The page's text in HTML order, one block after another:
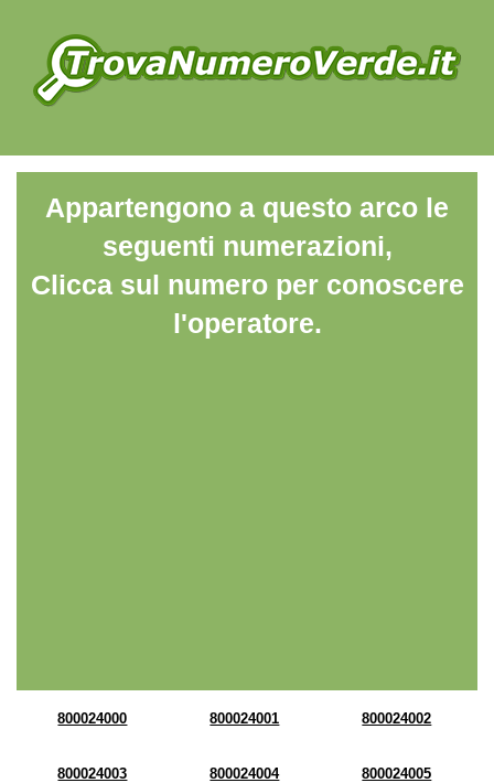
Appartengono a questo arco le
seguenti numerazioni,
Clicca sul numero per conoscere
l'operatore.
800024000 800024001 800024002
800024003 800024004 800024005